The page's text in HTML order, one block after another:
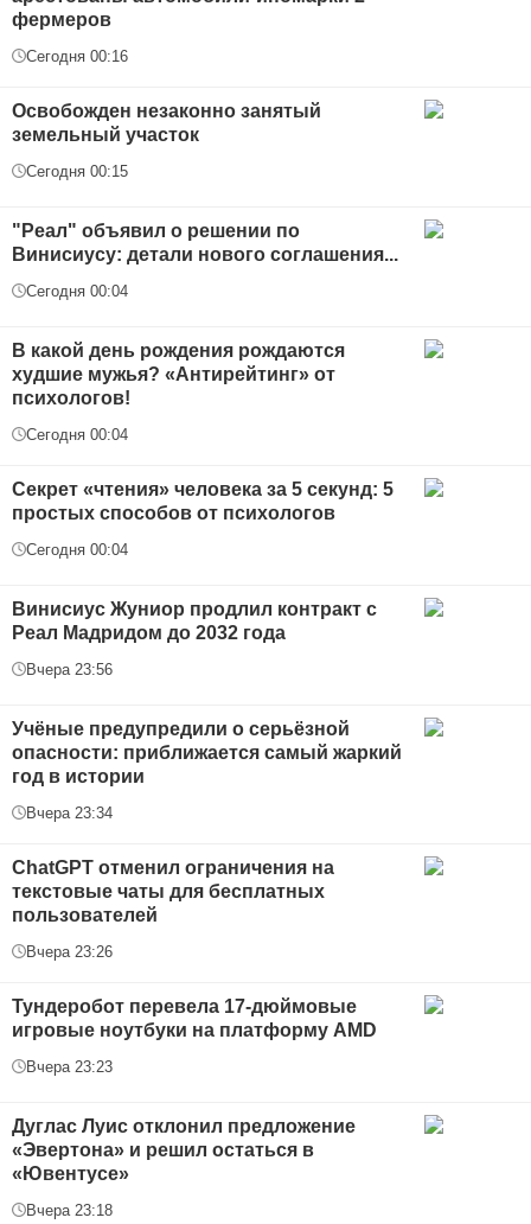
фермеров
Сегодня 00:16
Освобожден незаконно занятый
земельный участок
Сегодня 00:15
"Реал" объявил о решении по
Винисиусу: детали нового соглашения...
Сегодня 00:04
В какой день рождения рождаются
худшие мужья? «Антирейтинг» от
психологов!
Сегодня 00:04
Секрет «чтения» человека за 5 секунд: 5
простых способов от психологов
Сегодня 00:04
Винисиус Жуниор продлил контракт с
Реал Мадридом до 2032 года
Вчера 23:56
Учёные предупредили о серьёзной
опасности: приближается самый жаркий
год в истории
Вчера 23:34
ChatGPT отменил ограничения на
текстовые чаты для бесплатных
пользователей
Вчера 23:26
Тундеробот перевела 17-дюймовые
игровые ноутбуки на платформу AMD
Вчера 23:23
Дуглас Луис отклонил предложение
«Эвертона» и решил остаться в
«Ювентусе»
Вчера 23:18